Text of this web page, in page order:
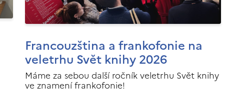
Francouzština a frankofonie na
veletrhu Svět knihy 2026
Máme za sebou další ročník veletrhu Svět knihy
ve znamení frankofonie!